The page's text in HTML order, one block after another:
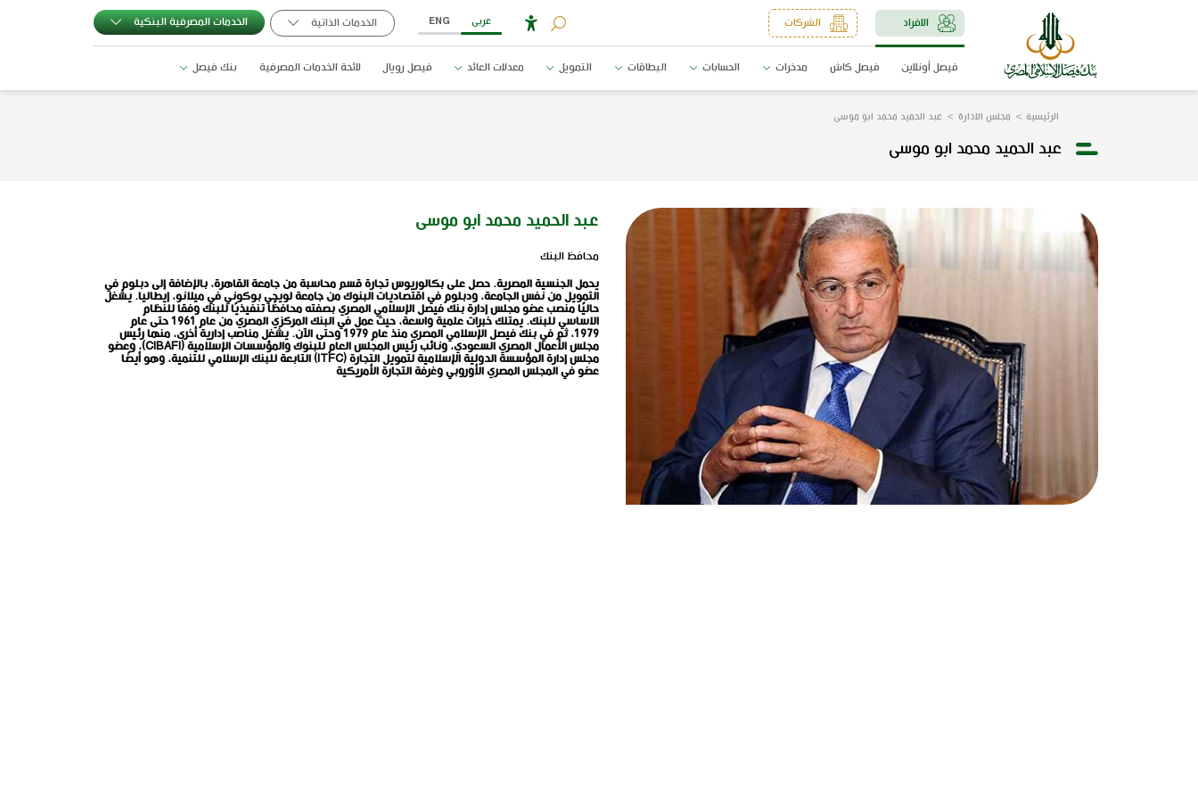
الافراد الشركات عربى ENG الخدمات الذاتية الخدمات المصرفية البنكية
فيصل أونلاين فيصل كاش مدخرات الحسابات البطاقات التمويل معدلات العائد فيصل رويال لائحة الخدمات المصرفية بنك فيصل
الرئيسية مجلس الادارة عبد الحميد محمد ابو موسى
عبد الحميد محمد ابو موسى
عبد الحميد محمد ابو موسى
محافظ البنك
يحمل الجنسية المصرية. حصل على بكالوريوس تجارة قسم محاسبة من جامعة القاهرة، بالإضافة إلى دبلوم في
التمويل من نفس الجامعة، ودبلوم في اقتصاديات البنوك من جامعة لويجي بوكوني في ميلانو، إيطاليا. يشغل
حاليًا منصب عضو مجلس إدارة بنك فيصل الإسلامي المصري بصفته محافظًا تنفيذيًا للبنك وفقا للنظام
الاساسي للبنك
. يمتلك خبرات علمية واسعة، حيث عمل في البنك المركزي المصري من عام 1961 حتى عام
1979، ثم في بنك فيصل الإسلامي المصري منذ عام 1979 وحتى الآن. يشغل مناصب إدارية أخرى، منها رئيس
مجلس الأعمال المصري السعودي، ونائب رئيس المجلس العام للبنوك والمؤسسات الإسلامية (CIBAFI)
، وعضو
مجلس إدارة المؤسسة الدولية الإسلامية لتمويل التجارة (ITFC)
التابعة للبنك الإسلامي للتنمية، وهو أيضًا
عضو في المجلس المصري الأوروبي وغرفة التجارة الأمريكية